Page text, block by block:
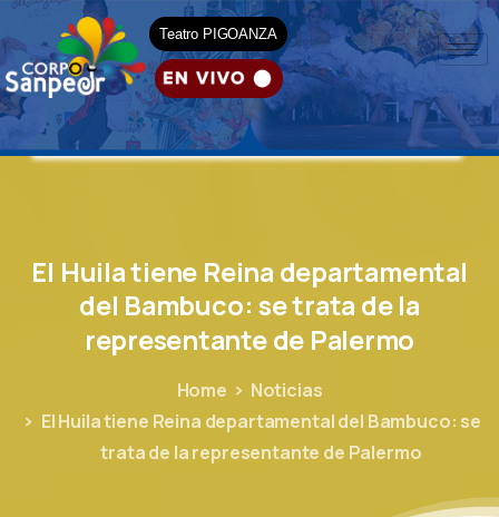
Teatro PIGOANZA
El Huilatiene Reina departamental
del Bambuco: setrata de la
representantede Palermo
Home
Noticias
El Huila tiene Reina departamental del Bambuco: se
trata de la representante de Palermo